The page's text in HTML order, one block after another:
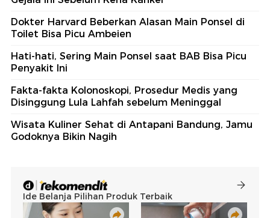
Dokter Harvard Beberkan Alasan Main Ponsel di
Toilet Bisa Picu Ambeien
Hati-hati, Sering Main Ponsel saat BAB Bisa Picu
Penyakit Ini
Fakta-fakta Kolonoskopi, Prosedur Medis yang
Disinggung Lula Lahfah sebelum Meninggal
Wisata Kuliner Sehat di Antapani Bandung, Jamu
Godoknya Bikin Nagih